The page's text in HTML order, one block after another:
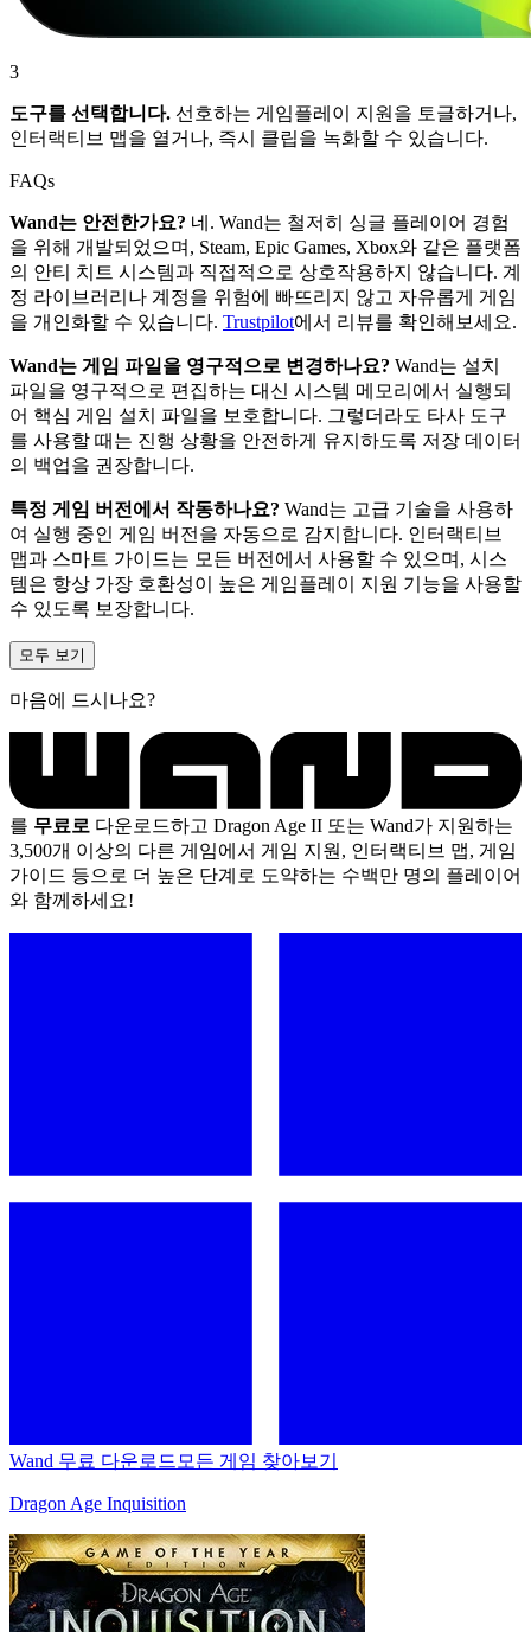
3
도구를 선택합니다. 선호하는 게임플레이 지원을 토글하거나,
인터랙티브 맵을 열거나, 즉시 클립을 녹화할 수 있습니다.
FAQs
Wand는 안전한가요? 네. Wand는 철저히 싱글 플레이어 경험
을 위해 개발되었으며, Steam, Epic Games, Xbox와 같은 플랫폼
의 안티 치트 시스템과 직접적으로 상호작용하지 않습니다. 계
정 라이브러리나 계정을 위험에 빠뜨리지 않고 자유롭게 게임
을 개인화할 수 있습니다. Trustpilot에서 리뷰를 확인해보세요.
Wand는 게임 파일을 영구적으로 변경하나요? Wand는 설치
파일을 영구적으로 편집하는 대신 시스템 메모리에서 실행되
어 핵심 게임 설치 파일을 보호합니다. 그렇더라도 타사 도구
를 사용할 때는 진행 상황을 안전하게 유지하도록 저장 데이터
의 백업을 권장합니다.
특정 게임 버전에서 작동하나요? Wand는 고급 기술을 사용하
여 실행 중인 게임 버전을 자동으로 감지합니다. 인터랙티브
맵과 스마트 가이드는 모든 버전에서 사용할 수 있으며, 시스
템은 항상 가장 호환성이 높은 게임플레이 지원 기능을 사용할
수 있도록 보장합니다.
모두 보기
마음에 드시나요?
를 무료로 다운로드하고 Dragon Age II 또는 Wand가 지원하는
3,500개 이상의 다른 게임에서 게임 지원, 인터랙티브 맵, 게임
가이드 등으로 더 높은 단계로 도약하는 수백만 명의 플레이어
와 함께하세요!
Wand 무료 다운로드 모든 게임 찾아보기
Dragon Age Inquisition